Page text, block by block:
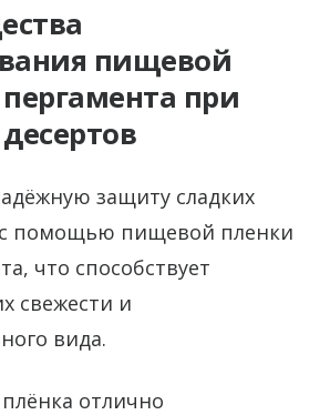
пищевой
при
защиту сладких
с помощью пищевой пленки
что способствует
свежести и
вида.
отлично